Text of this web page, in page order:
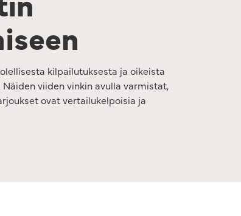
kilpailutuksesta ja oikeista
viiden vinkin avulla varmistat,
ovat vertailukelpoisia ja